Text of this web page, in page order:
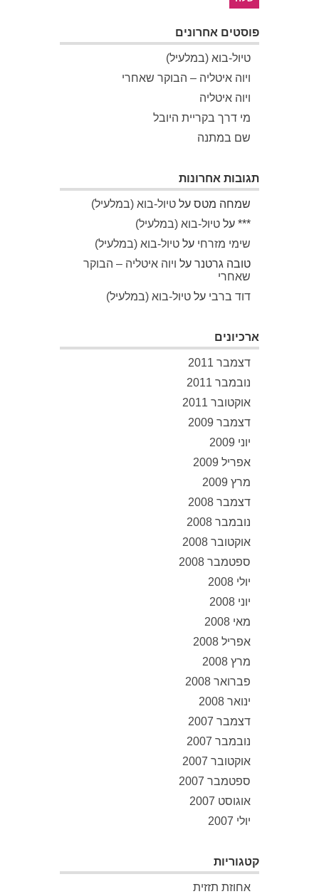
פוסטים אחרונים
טיול-בוא (במלעיל)
ויוה איטליה – הבוקר שאחרי
ויוה איטליה
מי דרך בקריית היובל
שם במתנה
תגובות אחרונות
שמחה מטס על טיול-בוא (במלעיל)
*** על טיול-בוא (במלעיל)
שימי מזרחי על טיול-בוא (במלעיל)
טובה גרטנר על ויוה איטליה – הבוקר
שאחרי
דוד ברבי על טיול-בוא (במלעיל)
ארכיונים
דצמבר 2011
נובמבר 2011
אוקטובר 2011
דצמבר 2009
יוני 2009
אפריל 2009
מרץ 2009
דצמבר 2008
נובמבר 2008
אוקטובר 2008
ספטמבר 2008
יולי 2008
יוני 2008
מאי 2008
אפריל 2008
מרץ 2008
פברואר 2008
ינואר 2008
דצמבר 2007
נובמבר 2007
אוקטובר 2007
ספטמבר 2007
אוגוסט 2007
יולי 2007
קטגוריות
אחוזת תזזית